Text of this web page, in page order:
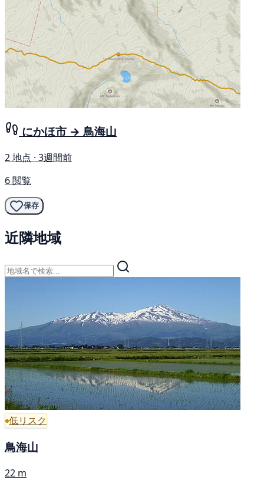
にかほ市 → 鳥海山
2 地点 · 3週間前
6 閲覧
保存
近隣地域
低リスク
鳥海山
22 m